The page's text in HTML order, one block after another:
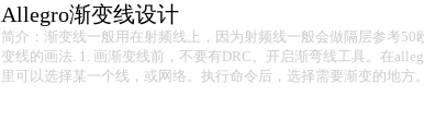
Allegro渐变线设计
简介：渐变线一般用在射频线上，因为射频线一般会做隔层参考
变线的画法. 1. 画渐变线前，不要有DRC。开启渐弯线工具。在
里可以选择某一个线，或网络。执行命令后，选择需要渐变的地方。